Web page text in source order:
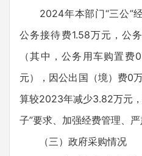
2024年本部门“三公”经
公务接待费1.58万元，公
（其中，公务用车购置
元），因公出国（境）费0
算较2023年减少3.82万元
子”要求、加强经费管理、
（三）政府采购情况